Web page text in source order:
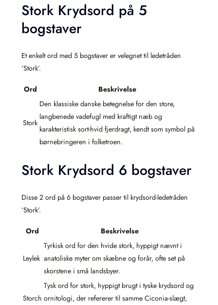
Stork Krydsord på 5
bogstaver
Et enkelt ord med 5 bogstaver er velegnet til ledetråden
‘Stork’.
Ord Beskrivelse
Stork
Den klassiske danske betegnelse for den store,
langbenede vadefugl med kraftigt næb og
karakteristisk sort-hvid fjerdragt, kendt som symbol på
børnebringeren i folketroen.
Stork Krydsord 6 bogstaver
Disse 2 ord på 6 bogstaver passer til krydsord-ledetråden
‘Stork’.
Ord Beskrivelse
Leylek
Tyrkisk ord for den hvide stork, hyppigt nævnt i
anatoliske myter om skæbne og forår, ofte set på
skorstene i små landsbyer.
Storch
Tysk ord for stork, hyppigt brugt i tyske krydsord og
ornitologi, der refererer til samme Ciconia-slægt,